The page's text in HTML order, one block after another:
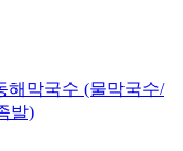
해막국수 (물막국수/
발)